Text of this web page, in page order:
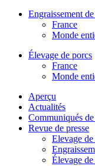
Engraissement
France
Monde
Élevage de porcs
France
Monde
Aperçu
Actualités
Communiqués de
Revue de presse
Elevage
Élevage